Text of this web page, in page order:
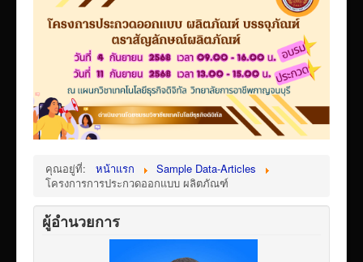
แบบประเมินครูผู้สอน
ห้องสมุดอิเล็กทรอนิกส์
ศูนย์ซ่อมสร้างเพื่อชุมชน FixitCenter
รวม Link หน้าเว็บ QRCode
กฎหมายด้านการศึกษา
e-learning(sandbox)
เผยแพร่ผลงานวิชาการ
ข้อมูลเปิดเผยต่อสาธารณะ ita 2569
คุณอยู่ที่: หน้าแรก
Sample Data-Articles
โครงการการประกวดออกแบบ ผลิตภัณฑ์
ผู้อำนวยการ